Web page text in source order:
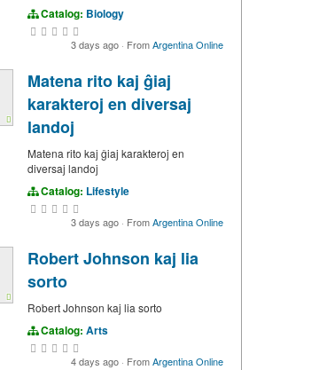
Catalog: Biology
3 days ago · FromArgentina Online
Matena rito kaj ĝiaj
karakteroj en diversaj
landoj
Matena rito kaj ĝiaj karakteroj en
diversaj landoj
Catalog: Lifestyle
3 days ago · FromArgentina Online
Robert Johnson kaj lia
sorto
Robert Johnson kaj lia sorto
Catalog: Arts
4 days ago · FromArgentina Online